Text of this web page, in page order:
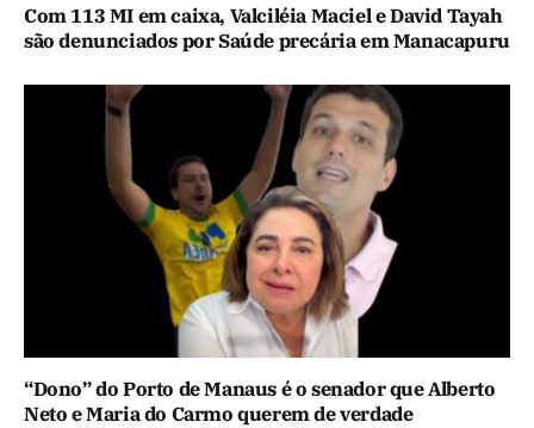
Com 113 MI em caixa, Valciléia Maciel e David Tayah
são denunciados por Saúde precária em Manacapuru
“Dono” do Porto de Manaus é o senador que Alberto
Neto e Maria do Carmo querem de verdade